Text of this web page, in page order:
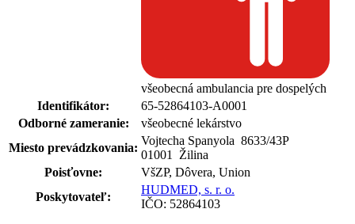
všeobecná ambulancia pre dospelých
Identifikátor:
65-52864103-A0001
Odborné zameranie:
všeobecné lekárstvo
Miesto prevádzkovania:
Vojtecha Spanyola 8633/43P
01001 Žilina
Poisťovne:
VšZP, Dôvera, Union
Poskytovateľ:
HUDMED, s. r. o.
IČO: 52864103